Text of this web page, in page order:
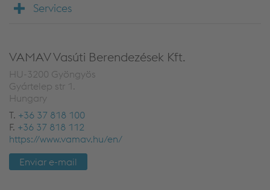
Services
VAMAV Vasúti Berendezések Kft.
HU-3200 Gyöngyös
Gyártelep str 1.
Hungary
T. +36 37 818 100
F. +36 37 818 112
https://www.vamav.hu/en/
Enviar e-mail